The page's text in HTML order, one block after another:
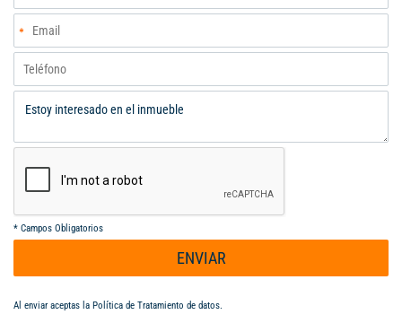
conjunto encontrarás amplias zonas para disfrutar con tu
mascota, además de parques, canchas de fútbol y pista de
patinaje, perfectos para compartir momentos inolvidables en
familia durante los fines de semana. No dejes pasar esta gran
oportunidad de diseñar la felicidad y el hogar de tus sueños en
un lugar lleno de comodidad, naturaleza y espacios para disfr
* Campos Obligatorios
ENVIAR
Al enviar aceptas la Política de Tratamiento de datos.